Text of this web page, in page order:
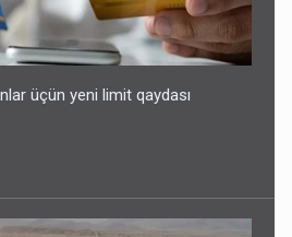
üçün yeni limit qaydası